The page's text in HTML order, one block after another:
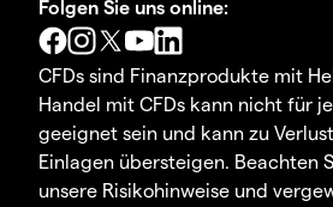
Folgen Sie uns online:
CFDs sind Finanzprodukte mit
Handel mit CFDs kann nicht für
geeignet sein und kann zu
Einlagen übersteigen. Beachten
unsere Risikohinweise und